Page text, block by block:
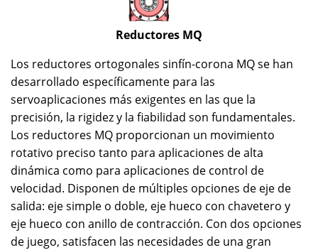
Reductores MQ
Los reductores ortogonales sinfín-corona MQ se han
desarrollado específicamente para las
servoaplicaciones más exigentes en las que la
precisión, la rigidez y la fiabilidad son fundamentales.
Los reductores MQ proporcionan un movimiento
rotativo preciso tanto para aplicaciones de alta
dinámica como para aplicaciones de control de
velocidad. Disponen de múltiples opciones de eje de
salida: eje simple o doble, eje hueco con chavetero y
eje hueco con anillo de contracción. Con dos opciones
de juego, satisfacen las necesidades de una gran